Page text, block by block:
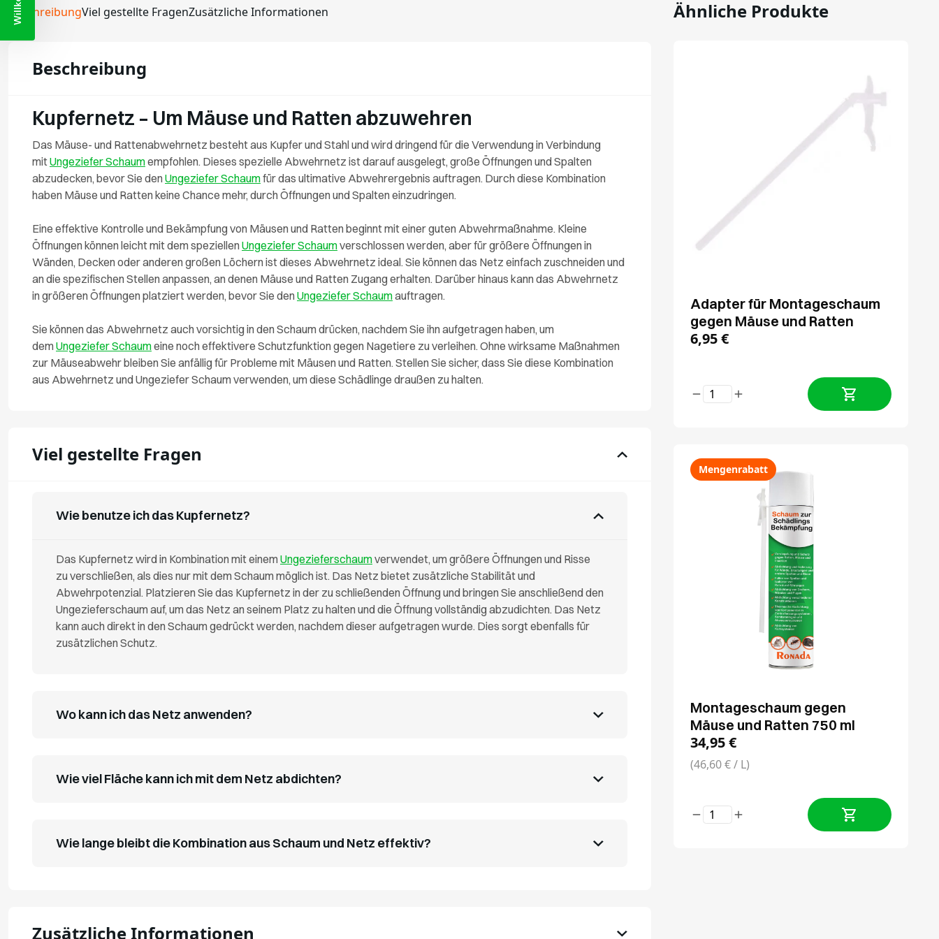
BeschreibungViel gestellte FragenZusätzliche Informationen
Beschreibung
Kupfernetz – Um Mäuse und Ratten abzuwehren
Das Mäuse- und Rattenabwehrnetz besteht aus Kupfer und Stahl und wird dringend für die Verwendung in Verbindung
mitUngeziefer Schaumempfohlen. Dieses spezielle Abwehrnetz ist darauf ausgelegt, große Öffnungen und Spalten
abzudecken, bevor Sie den Ungeziefer Schaumfür das ultimative Abwehrergebnis auftragen. Durch diese Kombination
haben Mäuse und Ratten keine Chance mehr, durch Öffnungen und Spalten einzudringen.
Eine effektive Kontrolle und Bekämpfung von Mäusen und Ratten beginnt mit einer guten Abwehrmaßnahme. Kleine
Öffnungen können leicht mit dem speziellen Ungeziefer Schaumverschlossen werden, aber für größere Öffnungen in
Wänden, Decken oder anderen großen Löchern ist dieses Abwehrnetz ideal. Sie können das Netz einfach zuschneiden und
an die spezifischen Stellen anpassen, an denen Mäuse und Ratten Zugang erhalten. Darüber hinaus kann das Abwehrnetz
in größeren Öffnungen platziert werden, bevor Sie den Ungeziefer Schaumauftragen.
Sie können das Abwehrnetz auch vorsichtig in den Schaum drücken, nachdem Sie ihn aufgetragen haben, um
dem Ungeziefer Schaumeine noch effektivere Schutzfunktion gegen Nagetiere zu verleihen. Ohne wirksame Maßnahmen
zur Mäuseabwehr bleiben Sie anfällig für Probleme mit Mäusen und Ratten. Stellen Sie sicher, dass Sie diese Kombination
aus Abwehrnetz und Ungeziefer Schaum verwenden, um diese Schädlinge draußen zu halten.
Viel gestellte Fragen
Wie benutze ich das Kupfernetz?
Das Kupfernetz wird in Kombination mit einem Ungezieferschaumverwendet, um größere Öffnungen und Risse
zu verschließen, als dies nur mit dem Schaum möglich ist. Das Netz bietet zusätzliche Stabilität und
Abwehrpotenzial. Platzieren Sie das Kupfernetz in der zu schließenden Öffnung und bringen Sie anschließend den
Ungezieferschaum auf, um das Netz an seinem Platz zu halten und die Öffnung vollständig abzudichten. Das Netz
kann auch direkt in den Schaum gedrückt werden, nachdem dieser aufgetragen wurde. Dies sorgt ebenfalls für
zusätzlichen Schutz.
Wo kann ich das Netz anwenden?
Wie viel Fläche kann ich mit dem Netz abdichten?
Wie lange bleibt die Kombination aus Schaum und Netz effektiv?
Zusätzliche Informationen
Ähnliche Produkte
Adapter für Montageschaum
gegen Mäuse und Ratten
6,95€
Mengenrabatt
Montageschaum gegen
Mäuse und Ratten 750 ml
34,95€
(46,60 € / L)